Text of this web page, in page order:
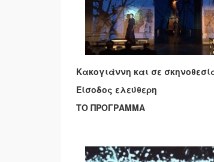
Κακογιάννη και σε
Είσοδος ελεύθερη
ΤΟ ΠΡΟΓΡΑΜΜΑ